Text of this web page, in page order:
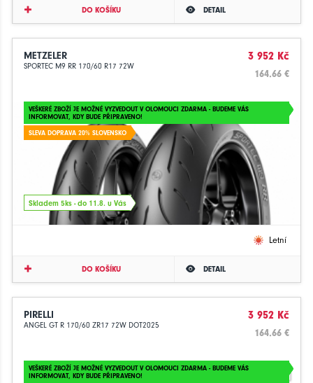
DO KOŠÍKU DETAIL
METZELER
SPORTEC M9 RR 170/60 R17 72W
3 952 Kč
164.66 €
VEŠKERÉ ZBOŽÍ JE MOŽNÉ VYZVEDOUT V OLOMOUCI ZDARMA - BUDEME VÁS
INFORMOVAT, KDY BUDE PŘIPRAVENO!
SLEVA DOPRAVA 20% SLOVENSKO
Skladem 5ks - do 11.8. u Vás
Letní
DO KOŠÍKU DETAIL
PIRELLI
ANGEL GT R 170/60 ZR17 72W DOT2025
3 952 Kč
164.66 €
VEŠKERÉ ZBOŽÍ JE MOŽNÉ VYZVEDOUT V OLOMOUCI ZDARMA - BUDEME VÁS
INFORMOVAT, KDY BUDE PŘIPRAVENO!